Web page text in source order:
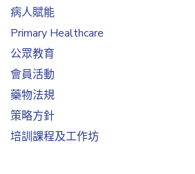
病人賦能
Primary Healthcare
公眾教育
會員活動
藥物法規
策略方針
培訓課程及工作坊